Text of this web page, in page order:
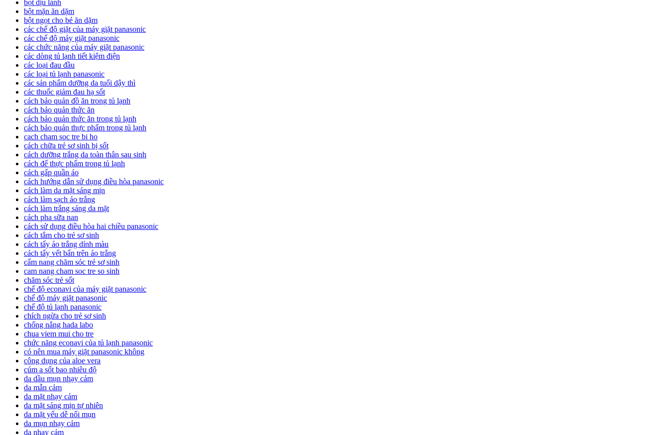
bọt dịu lành
bột mặn ăn dặm
bột ngọt cho bé ăn dặm
các chế độ giặt của máy giặt panasonic
các chế độ máy giặt panasonic
các chức năng của máy giặt panasonic
các dòng tủ lạnh tiết kiệm điện
các loại đau đầu
các loại tủ lạnh panasonic
các sản phẩm dưỡng da tuổi dậy thì
các thuốc giảm đau hạ sốt
cách bảo quản đồ ăn trong tủ lạnh
cách bảo quản thức ăn
cách bảo quản thức ăn trong tủ lạnh
cách bảo quản thực phẩm trong tủ lạnh
cach cham soc tre bi ho
cách chữa trẻ sơ sinh bị sốt
cách dưỡng trắng da toàn thân sau sinh
cách để thực phẩm trong tủ lạnh
cách gấp quần áo
cách hướng dẫn sử dụng điều hòa panasonic
cách làm da mặt sáng mịn
cách làm sạch áo trắng
cách làm trắng sáng da mặt
cách pha sữa nan
cách sử dụng điều hòa hai chiều panasonic
cách tắm cho trẻ sơ sinh
cách tẩy áo trắng dính màu
cách tẩy vết bẩn trên áo trắng
cẩm nang chăm sóc trẻ sơ sinh
cam nang cham soc tre so sinh
chăm sóc trẻ sốt
chế độ econavi của máy giặt panasonic
chế độ máy giặt panasonic
chế độ tủ lạnh panasonic
chích ngừa cho trẻ sơ sinh
chống nắng hada labo
chua viem mui cho tre
chức năng econavi của tủ lạnh panasonic
có nên mua máy giặt panasonic không
công dụng của aloe vera
cúm a sốt bao nhiêu độ
da dầu mụn nhạy cảm
da mẫn cảm
da mặt nhạy cảm
da mặt sáng mịn tự nhiên
da mặt yếu dễ nổi mụn
da mụn nhạy cảm
da nhạy cảm